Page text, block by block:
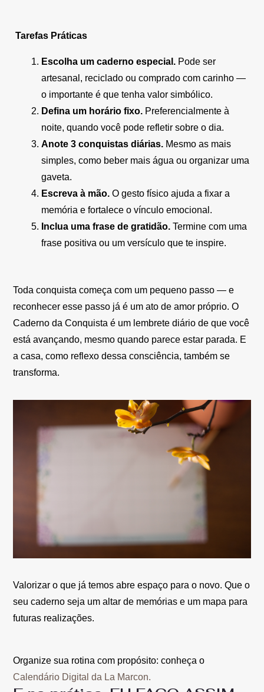
Tarefas Práticas
Escolha um caderno especial. Pode ser
artesanal, reciclado ou comprado com carinho —
o importante é que tenha valor simbólico.
Defina um horário fixo. Preferencialmente à
noite, quando você pode refletir sobre o dia.
Anote 3 conquistas diárias. Mesmo as mais
simples, como beber mais água ou organizar uma
gaveta.
Escreva à mão. O gesto físico ajuda a fixar a
memória e fortalece o vínculo emocional.
Inclua uma frase de gratidão. Termine com uma
frase positiva ou um versículo que te inspire.
Toda conquista começa com um pequeno passo — e
reconhecer esse passo já é um ato de amor próprio. O
Caderno da Conquista é um lembrete diário de que você
está avançando, mesmo quando parece estar parada. E
a casa, como reflexo dessa consciência, também se
transforma.
Valorizar o que já temos abre espaço para o novo. Que o
seu caderno seja um altar de memórias e um mapa para
futuras realizações.
Organize sua rotina com propósito: conheça o
Calendário Digital da La Marcon.